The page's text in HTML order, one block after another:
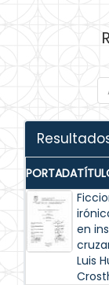
PORTADA
en
Luis